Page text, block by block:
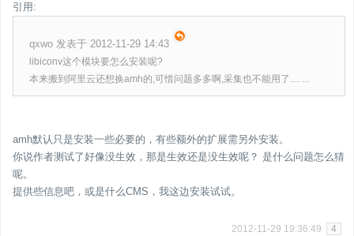
引用:
qxwo 发表于 2012-11-29 14:43
libiconv这个模块要怎么安装呢?
本来搬到阿里云还想换amh的,可惜问题多多啊,采集也不能用了.... ...
amh默认只是安装一些必要的，有些额外的扩展需另外安装。
你说作者测试了好像没生效，那是生效还是没生效呢？ 是什么问题怎么猜
呢。
提供些信息吧，或是什么CMS，我这边安装试试。
2012-11-29 19:36:49 4